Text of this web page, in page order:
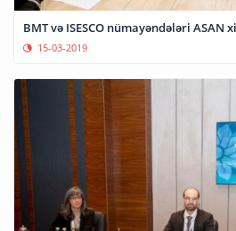
BMT və ISESCO nümayəndələri ASAN
15-03-2019